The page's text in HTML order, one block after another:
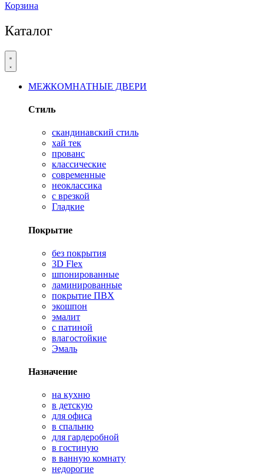
Корзина
Каталог
МЕЖКОМНАТНЫЕ ДВЕРИ
Стиль
скандинавский стиль
хай тек
прованс
классические
современные
неоклассика
с врезкой
Гладкие
Покрытие
без покрытия
3D Flex
шпонированные
ламинированные
покрытие ПВХ
экошпон
эмалит
с патиной
влагостойкие
Эмаль
Назначение
на кухню
в детскую
для офиса
в спальню
для гардеробной
в гостиную
в ванную комнату
недорогие